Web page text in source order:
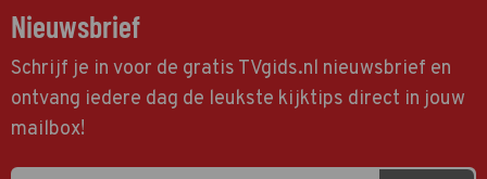
Nieuwsbrief
Schrijf je in voor de gratis TVgids.nl nieuwsbrief en
ontvang iedere dag de leukste kijktips direct in jouw
mailbox!